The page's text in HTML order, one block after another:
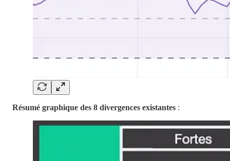
Résumé graphique des 8 divergences existantes :